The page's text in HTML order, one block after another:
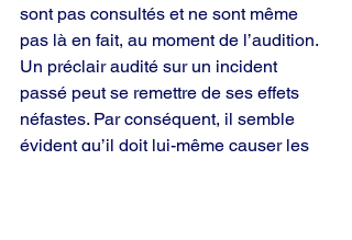
sont pas consultés et ne sont même
pas là en fait, au moment de l’audition.
Un préclair audité sur un incident
passé peut se remettre de ses effets
néfastes. Par conséquent, il semble
évident qu’il doit lui-même causer les